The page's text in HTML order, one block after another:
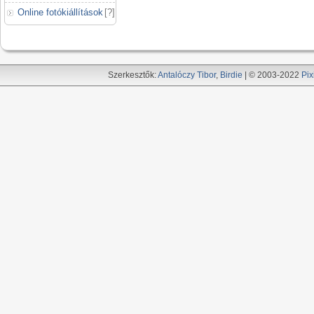
Online fotókiállítások [?]
Szerkesztők:Antalóczy Tibor, Birdie | © 2003-2022